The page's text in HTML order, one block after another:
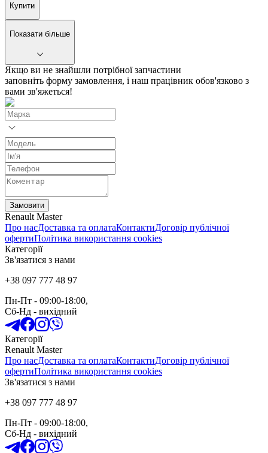
Купити
Показати більше
Якщо ви не знайшли потрібної запчастини
заповніть форму замовлення, і наш працівник обов'язково з
вами зв'яжеться!
Замовити
Renault Master
Про насДоставка та оплатаКонтактиДоговір публічної
офертиПолітика використання cookies
Категорії
Зв'язатися з нами
+38 097 777 48 97
Пн-Пт - 09:00-18:00,
Сб-Нд - вихідний
Категорії
Renault Master
Про насДоставка та оплатаКонтактиДоговір публічної
офертиПолітика використання cookies
Зв'язатися з нами
+38 097 777 48 97
Пн-Пт - 09:00-18:00,
Сб-Нд - вихідний